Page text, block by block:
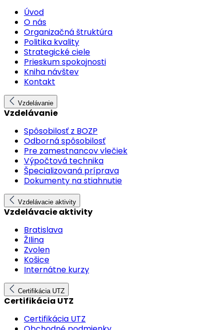
Úvod
O nás
Organizačná štruktúra
Politika kvality
Strategické ciele
Prieskum spokojnosti
Kniha návštev
Kontakt
Vzdelávanie
Vzdelávanie
Spôsobilosť z BOZP
Odborná spôsobilosť
Pre zamestnancov vlečiek
Výpočtová technika
Špecializovaná príprava
Dokumenty na stiahnutie
Vzdelávacie aktivity
Vzdelávacie aktivity
Bratislava
ŽIlina
Zvolen
Košice
Internátne kurzy
Certifikácia UTZ
Certifikácia UTZ
Certifikácia UTZ